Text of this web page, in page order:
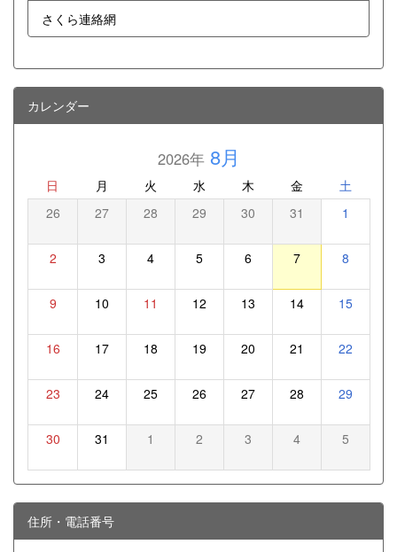
さくら連絡網
カレンダー
2026年8月
日 月 火 水 木 金 土
26 27 28 29 30 31 1
2 3 4 5 6 7 8
9 10 11 12 13 14 15
16 17 18 19 20 21 22
23 24 25 26 27 28 29
30 31 1 2 3 4 5
住所・電話番号